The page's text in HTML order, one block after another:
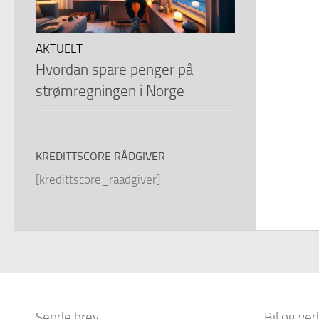
AKTUELT
Hvordan spare penger på
strømregningen i Norge
KREDITTSCORE RÅDGIVER
[kredittscore_raadgiver]